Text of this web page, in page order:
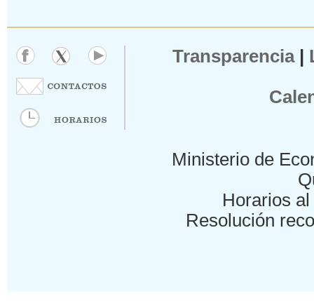
Transparencia|
Ministerio de
Horarios
Resolución